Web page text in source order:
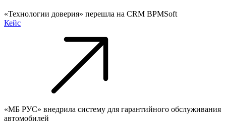
«Технологии доверия» перешла на CRM BPMSoft
Кейс
«МБ РУС» внедрила систему для гарантийного обслуживания
автомобилей